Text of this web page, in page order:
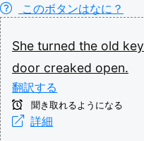
このボタンはなに？
She turned the old key
door creaked open.
翻訳する
聞き取れるようになる
詳細